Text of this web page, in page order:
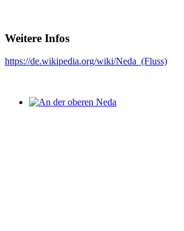
Weitere Infos
https://de.wikipedia.org/wiki/Neda_(Fluss)